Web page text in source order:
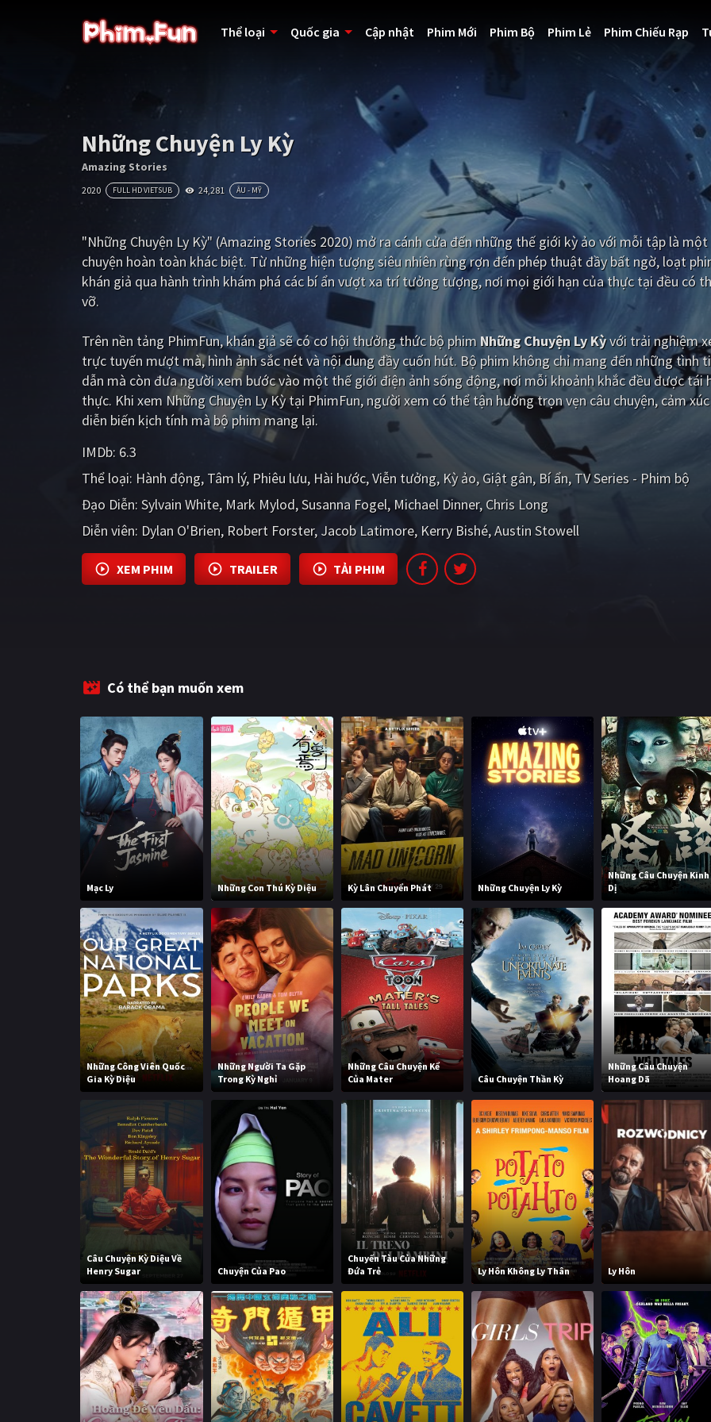
Thể loại Quốc gia Cập nhật Phim Mới Phim Bộ Phim Lẻ Phim Chiếu Rạp
Những Chuyện Ly Kỳ
Amazing Stories
2020 FULL HD VIETSUB 24,281 ÂU - MỸ
"Những Chuyện Ly Kỳ" (Amazing Stories 2020) mở ra cánh cửa đến những thế giới kỳ ảo với mỗi tập là một
chuyện hoàn toàn khác biệt. Từ những hiện tượng siêu nhiên rùng rợn đến phép thuật đầy bất ngờ, loạt
khán giả qua hành trình khám phá các bí ẩn vượt xa trí tưởng tượng, nơi mọi giới hạn của thực tại đều có
vỡ.
Trên nền tảng PhimFun, khán giả sẽ có cơ hội thưởng thức bộ phim Những Chuyện Ly Kỳvới trải nghiệm
trực tuyến mượt mà, hình ảnh sắc nét và nội dung đầy cuốn hút. Bộ phim không chỉ mang đến những tình
dẫn mà còn đưa người xem bước vào một thế giới điện ảnh sống động, nơi mỗi khoảnh khắc đều được tái
thực. Khi xem Những Chuyện Ly Kỳ tại PhimFun, người xem có thể tận hưởng trọn vẹn câu chuyện, cảm
diễn biến kịch tính mà bộ phim mang lại.
IMDb: 6.3
Thể loại: Hành động Tâm lý Phiêu lưu Hài hước Viễn tưởng Kỳ ảo Giật gân Bí ẩn TV Series - Phim bộ
Đạo Diễn: Sylvain White Mark Mylod Susanna Fogel Michael Dinner Chris Long
Diễn viên: Dylan O'Brien Robert Forster Jacob Latimore Kerry Bishé Austin Stowell
XEM PHIM TRAILER TẢI PHIM
Có thể bạn muốn xem
Mạc Ly Những Con Thú Kỳ Diệu Kỳ Lân Chuyển Phát Những Chuyện Ly Kỳ
Những Câu Chuyện Kinh
Dị
Những Công Viên Quốc
Gia Kỳ Diệu
Những Người Ta Gặp
Trong Kỳ Nghỉ
Những Câu Chuyện Kể
Của Mater
Câu Chuyện Thần Kỳ
Những Câu Chuyện
Hoang Dã
Câu Chuyện Kỳ Diệu Về
Henry Sugar
Chuyện Của Pao
Chuyến Tàu Của Những
Đứa Trẻ
Ly Hôn Không Ly Thân Ly Hôn